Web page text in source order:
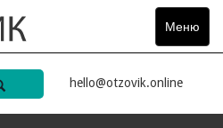
Меню
Toggle
hello@otzovik.online